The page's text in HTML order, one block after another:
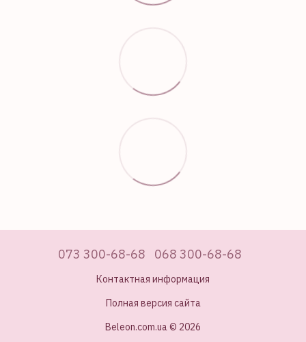
073 300-68-68 068 300-68-68
Контактная информация
Полная версия сайта
Beleon.com.ua © 2026